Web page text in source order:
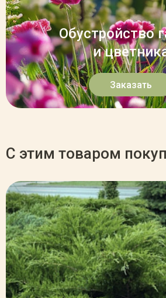
Обустройство
и
Заказать
С этим товаром